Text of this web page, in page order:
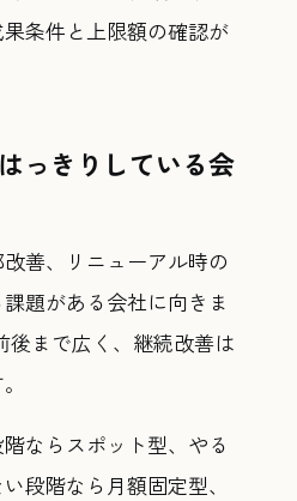
条件と上限額の確認が
っきりしている会
善、リニューアル時の
題がある会社に向きま
後まで広く、継続改善は
ならスポット型、やる
段階なら月額固定型、